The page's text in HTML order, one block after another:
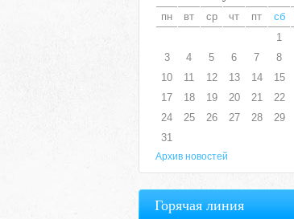
пн вт ср чт пт сб
1
3
4 5 6 7 8
10
11 12 13 14 15
17
18 19 20 21 22
24
25 26 27 28 29
31
Архив новостей
Горячая линия